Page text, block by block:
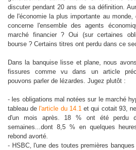
discuter pendant 20 ans de sa définition.
de l'économie la plus importante au monde,
concerne l'ensemble des agents
marché financier ? Oui (sur certaines
bourse ? Certains titres ont perdu dans ce
Dans la banquise lisse et plane, nous
fissures comme vu dans un article
pouvons parler de lézardes. Jugez plutôt :
- les obligations mal notées sur le marché
tableau de l'article du 14.1et qui cotait 93,
d'un mois après. 18 % ont été perdu
semaines...dont 8,5 % en quelques
rebond avorté.
- HSBC, l'une des toutes premières